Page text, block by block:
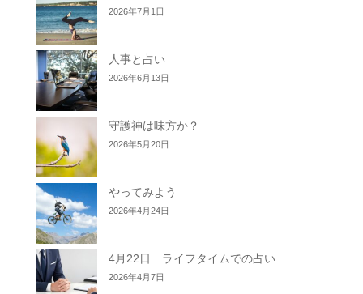
2026年7月1日
人事と占い
2026年6月13日
守護神は味方か？
2026年5月20日
やってみよう
2026年4月24日
4月22日 ライフタイムでの占い
2026年4月7日